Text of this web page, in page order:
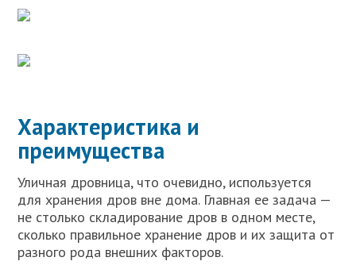
Характеристика и
преимущества
Уличная дровница, что очевидно, используется
для хранения дров вне дома. Главная ее задача —
не столько складирование дров в одном месте,
сколько правильное хранение дров и их защита от
разного рода внешних факторов.